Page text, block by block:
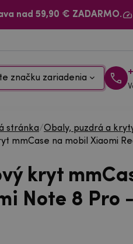
nad 59,90 € ZADARMO.
značku zariadenia
stránka/Obaly, puzdrá a
mmCase na mobil Xiaomi
kryt
Note 8 Pro